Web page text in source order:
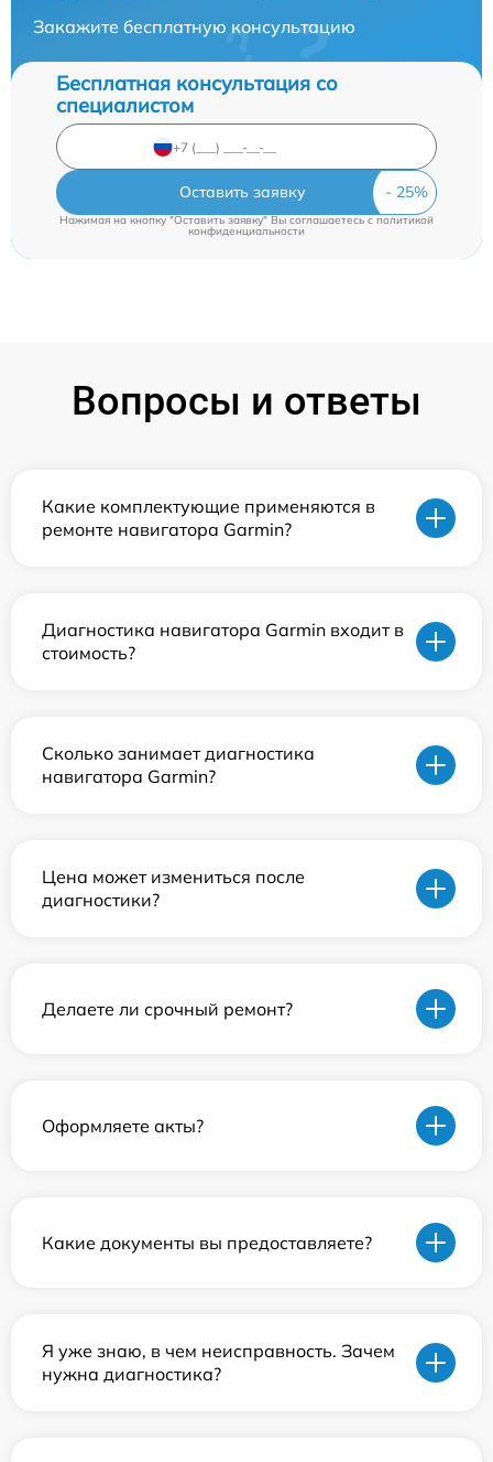
Закажите бесплатную консультацию
Бесплатная консультация со
специалистом
Оставить заявку
Нажимая на кнопку "Оставить заявку" Вы соглашаетесь cполитикой
конфиденциальности
Вопросы и ответы
Какие комплектующие применяются в
ремонте навигатора Garmin?
Диагностика навигатора Garmin входит в
стоимость?
Сколько занимает диагностика
навигатора Garmin?
Цена может измениться после
диагностики?
Делаете ли срочный ремонт?
Оформляете акты?
Какие документы вы предоставляете?
Я уже знаю, в чем неисправность. Зачем
нужна диагностика?